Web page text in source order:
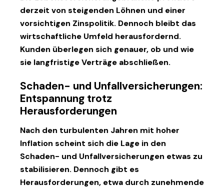
derzeit von steigenden Löhnen und einer
vorsichtigen Zinspolitik. Dennoch bleibt das
wirtschaftliche Umfeld herausfordernd.
Kunden überlegen sich genauer, ob und wie
sie langfristige Verträge abschließen.
Schaden- und Unfallversicherungen:
Entspannung trotz
Herausforderungen
Nach den turbulenten Jahren mit hoher
Inflation scheint sich die Lage in den
Schaden- und Unfallversicherungen etwas zu
stabilisieren. Dennoch gibt es
Herausforderungen, etwa durch zunehmende